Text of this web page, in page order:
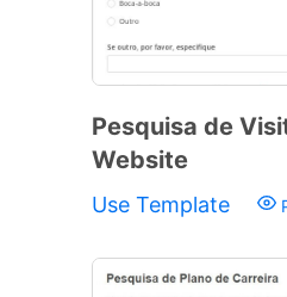
Pesquisa de
Website
Use Template